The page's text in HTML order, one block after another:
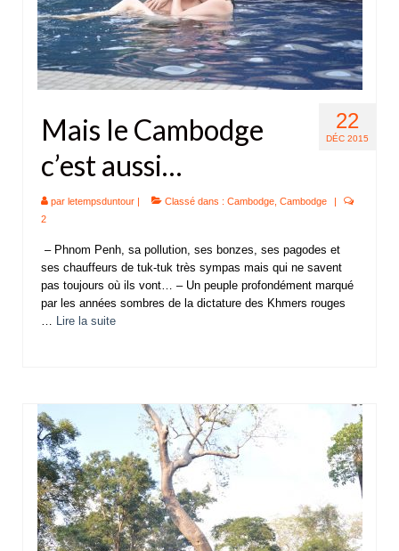
22
DÉC 2015
Mais le Cambodge
c’est aussi…
par letempsduntour | Classé dans : Cambodge Cambodge
|
2
– Phnom Penh, sa pollution, ses bonzes, ses pagodes et
ses chauffeurs de tuk-tuk très sympas mais qui ne savent
pas toujours où ils vont… – Un peuple profondément marqué
par les années sombres de la dictature des Khmers rouges
… Lire la suite­­